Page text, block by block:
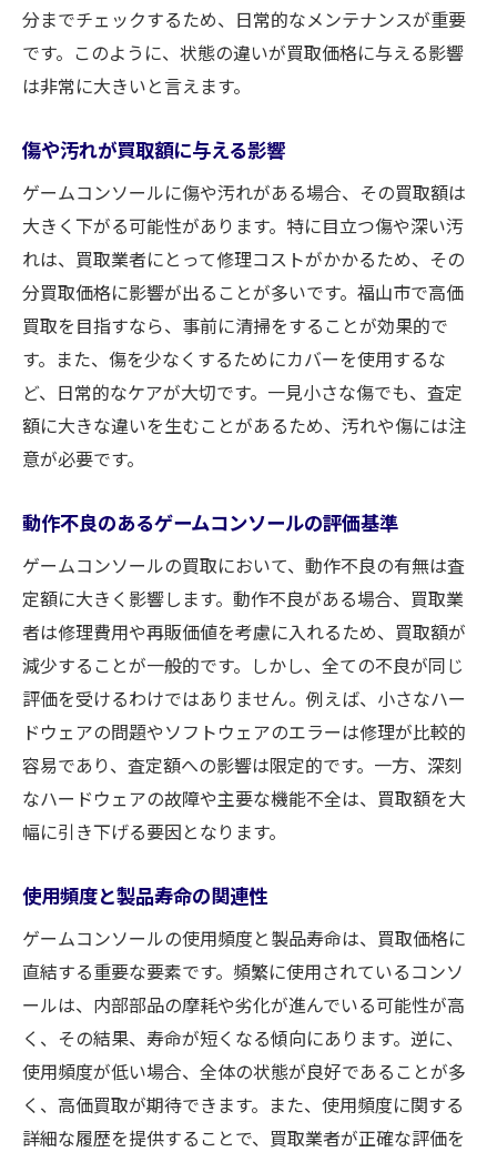
分までチェックするため、日常的なメンテナンスが重要
です。このように、状態の違いが買取価格に与える影響
は非常に大きいと言えます。
傷や汚れが買取額に与える影響
ゲームコンソールに傷や汚れがある場合、その買取額は
大きく下がる可能性があります。特に目立つ傷や深い汚
れは、買取業者にとって修理コストがかかるため、その
分買取価格に影響が出ることが多いです。福山市で高価
買取を目指すなら、事前に清掃をすることが効果的で
す。また、傷を少なくするためにカバーを使用するな
ど、日常的なケアが大切です。一見小さな傷でも、査定
額に大きな違いを生むことがあるため、汚れや傷には注
意が必要です。
動作不良のあるゲームコンソールの評価基準
ゲームコンソールの買取において、動作不良の有無は査
定額に大きく影響します。動作不良がある場合、買取業
者は修理費用や再販価値を考慮に入れるため、買取額が
減少することが一般的です。しかし、全ての不良が同じ
評価を受けるわけではありません。例えば、小さなハー
ドウェアの問題やソフトウェアのエラーは修理が比較的
容易であり、査定額への影響は限定的です。一方、深刻
なハードウェアの故障や主要な機能不全は、買取額を大
幅に引き下げる要因となります。
使用頻度と製品寿命の関連性
ゲームコンソールの使用頻度と製品寿命は、買取価格に
直結する重要な要素です。頻繁に使用されているコンソ
ールは、内部部品の摩耗や劣化が進んでいる可能性が高
く、その結果、寿命が短くなる傾向にあります。逆に、
使用頻度が低い場合、全体の状態が良好であることが多
く、高価買取が期待できます。また、使用頻度に関する
詳細な履歴を提供することで、買取業者が正確な評価を